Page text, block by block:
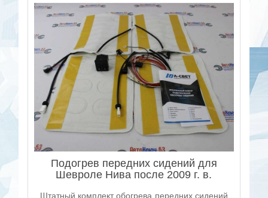
Подогрев передних сидений для
Шевроле Нива после 2009 г. в.
Штатный комплект обогрева передних сидений